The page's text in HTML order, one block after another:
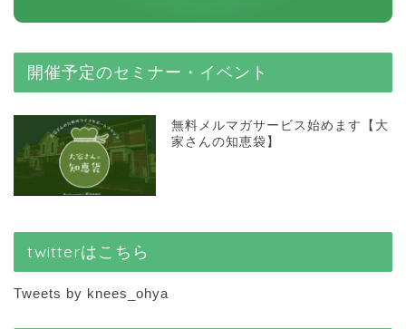
開催予定のセミナー・イベント
無料メルマガサービス始めます【大
家さんの知恵袋】
twitterはこちら
Tweets by knees_ohya